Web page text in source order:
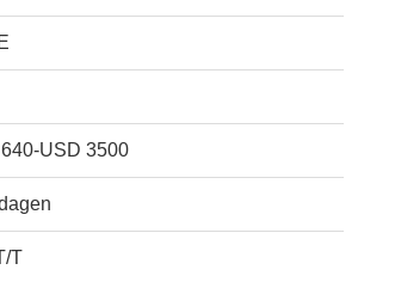
USD 3500
T